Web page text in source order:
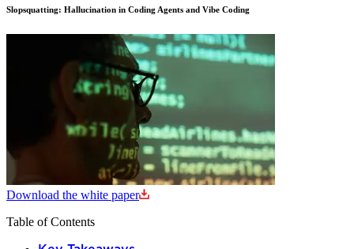
Slopsquatting: Hallucination in Coding Agents and Vibe Coding
Download the white paper
Table of Contents